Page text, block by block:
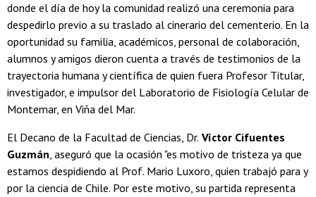
donde el día de hoy la comunidad realizó una ceremonia para
despedirlo previo a su traslado al cinerario del cementerio. En la
oportunidad su familia, académicos, personal de colaboración,
alumnos y amigos dieron cuenta a través de testimonios de la
trayectoria humana y científica de quien fuera Profesor Titular,
investigador, e impulsor del Laboratorio de Fisiología Celular de
Montemar, en Viña del Mar.
El Decano de la Facultad de Ciencias, Dr. Víctor Cifuentes
Guzmán, aseguró que la ocasión "es motivo de tristeza ya que
estamos despidiendo al Prof. Mario Luxoro, quien trabajó para y
por la ciencia de Chile. Por este motivo, su partida representa